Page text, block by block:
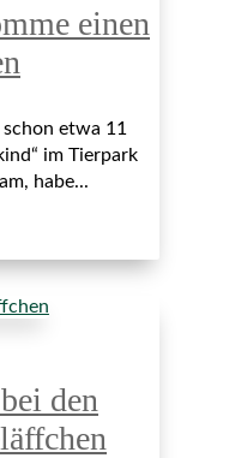
einen
etwa 11
im Tierpark
habe...
den